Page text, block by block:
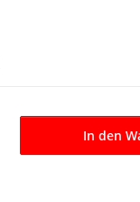
In den